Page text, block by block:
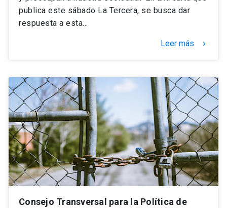
publica este sábado La Tercera, se busca dar
respuesta a esta…
Leer más keyboard_arrow_right
Consejo Transversal para la Política de